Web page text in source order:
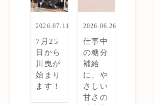
2026.07.11
7月25
日から
川曳が
始まり
ます！
2026.06.26
仕事中
の糖分
補給
に、や
さしい
甘さの